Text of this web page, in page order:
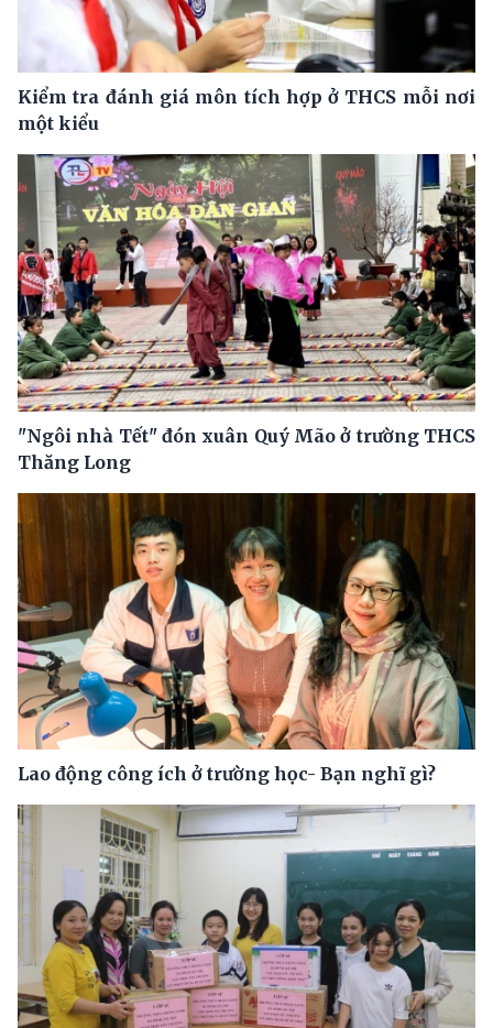
Kiểm tra đánh giá môn tích hợp ở THCS mỗi nơi
một kiểu
"Ngôi nhà Tết" đón xuân Quý Mão ở trường THCS
Thăng Long
Lao động công ích ở trường học- Bạn nghĩ gì?